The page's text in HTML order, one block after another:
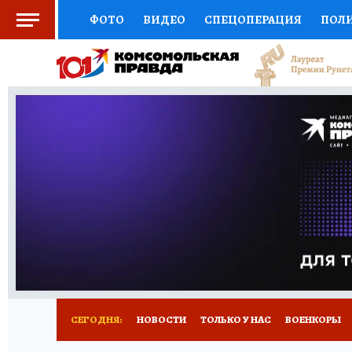
ФОТО ВИДЕО СПЕЦОПЕРАЦИЯ
СОЦПОДДЕРЖКА НАУКА СПОРТ
ВЫБОР ЭКСПЕРТОВ ДОКТОР
ПРОГНОЗЫ НА СПОРТ
НОВОЕ
СЕГОДНЯ: НОВОСТИ ТОЛЬКО У НАС ВОЕНКОРЫ